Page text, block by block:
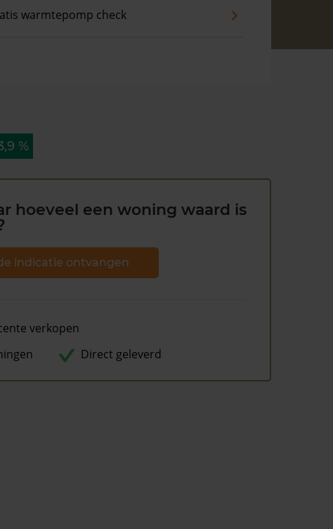
warmtepomp check
%
hoeveel een woning waard is
indicatie ontvangen
verkopen
Direct geleverd